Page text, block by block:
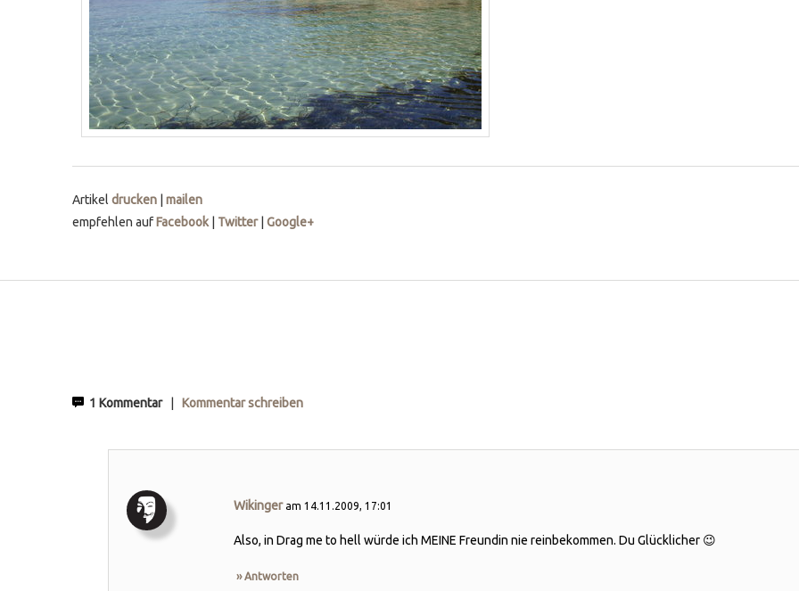
Artikel drucken| mailen
empfehlen auf Facebook| Twitter| Google+
1 Kommentar| Kommentar schreiben
Wikinger am 14.11.2009, 17:01
Also, in Drag me to hell würde ich MEINE Freundin nie reinbekommen. Du Glücklicher 😉
›› Antworten